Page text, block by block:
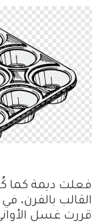
فعلت ديمة كما
القالب بالفرن،
قررت غسل